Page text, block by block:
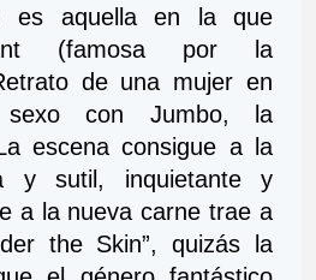
es aquella en la que
(famosa por la
de una mujer en
sexo con Jumbo, la
escena consigue a la
y sutil, inquietante y
a la nueva carne trae a
the Skin”, quizás la